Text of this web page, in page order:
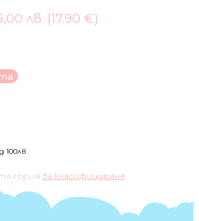
лв. (17.90 €)
100лв
За класифициране